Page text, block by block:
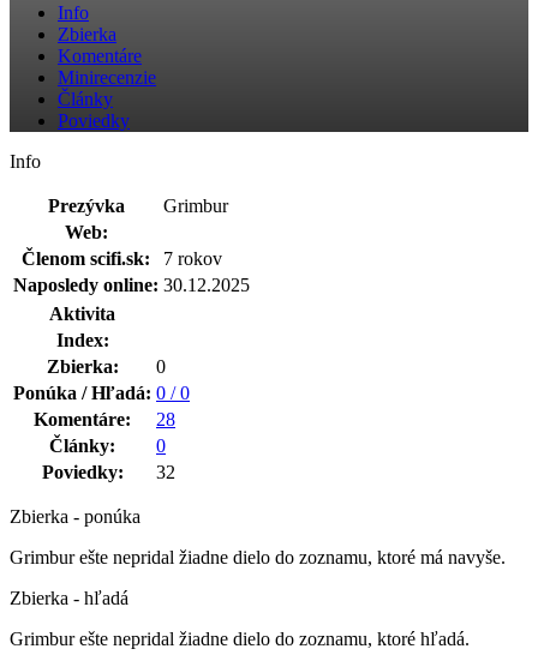
Info
Zbierka
Komentáre
Minirecenzie
Články
Poviedky
Info
Prezývka
Grimbur
Web:
Členom scifi.sk:
7 rokov
Naposledy online: 30.12.2025
Aktivita
Index:
Zbierka:
0
Ponúka / Hľadá: 0 / 0
Komentáre:
28
Články:
0
Poviedky:
32
Zbierka - ponúka
Grimbur ešte nepridal žiadne dielo do zoznamu, ktoré má navyše.
Zbierka - hľadá
Grimbur ešte nepridal žiadne dielo do zoznamu, ktoré hľadá.